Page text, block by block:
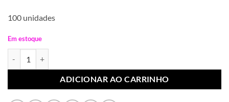
100 unidades
Em estoque
ADICIONAR AO CARRINHO